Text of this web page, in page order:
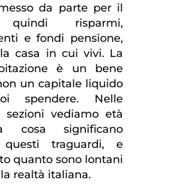
da parte per il
quindi risparmi,
e fondi pensione,
casa in cui vivi. La
è un bene
un capitale liquido
spendere. Nelle
sezioni vediamo età
cosa significano
questi traguardi, e
quanto sono lontani
realtà italiana.